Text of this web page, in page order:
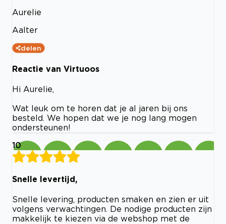
Aurelie
Aalter
delen
Reactie van Virtuoos
Hi Aurelie,
Wat leuk om te horen dat je al jaren bij ons
besteld. We hopen dat we je nog lang mogen
ondersteunen!
10
Snelle levertijd,
Snelle levering, producten smaken en zien er uit
volgens verwachtingen. De nodige producten zijn
makkelijk te kiezen via de webshop met de